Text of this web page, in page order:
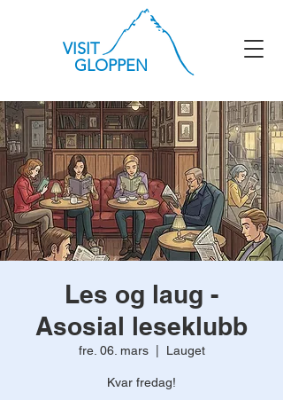
VISIT
GLOPPEN
Les og laug -
Asosial leseklubb
fre. 06. mars
  |
Lauget
Kvar fredag!